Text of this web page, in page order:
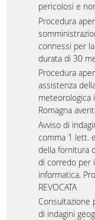
pericolosi e
Procedura
connessi per
durata di 30
Procedura
assistenza
meteorologica
Romagna
Avviso di
comma 1 lett.
della fornitura
di corredo per
informatica.
REVOCATA
Consultazione
di indagini